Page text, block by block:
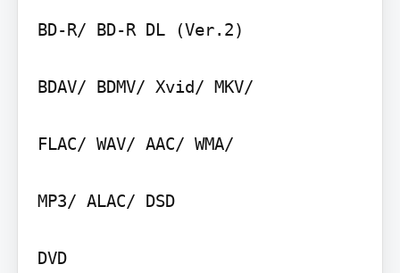
BD-R/ BD-R DL (Ver.2)
BDAV/ BDMV/ Xvid/ MKV/
FLAC/ WAV/ AAC/ WMA/
MP3/ ALAC/ DSD
DVD